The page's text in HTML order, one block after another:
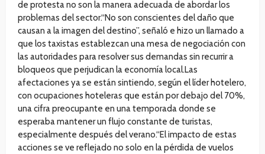
de protesta no son la manera adecuada de abordar los
problemas del sector.“No son conscientes del daño que
causan a la imagen del destino”, señaló e hizo un llamado a
que los taxistas establezcan una mesa de negociación con
las autoridades para resolver sus demandas sin recurrir a
bloqueos que perjudican la economía local.Las
afectaciones ya se están sintiendo, según el líder hotelero,
con ocupaciones hoteleras que están por debajo del 70%,
una cifra preocupante en una temporada donde se
esperaba mantener un flujo constante de turistas,
especialmente después del verano.“El impacto de estas
acciones se ve reflejado no solo en la pérdida de vuelos